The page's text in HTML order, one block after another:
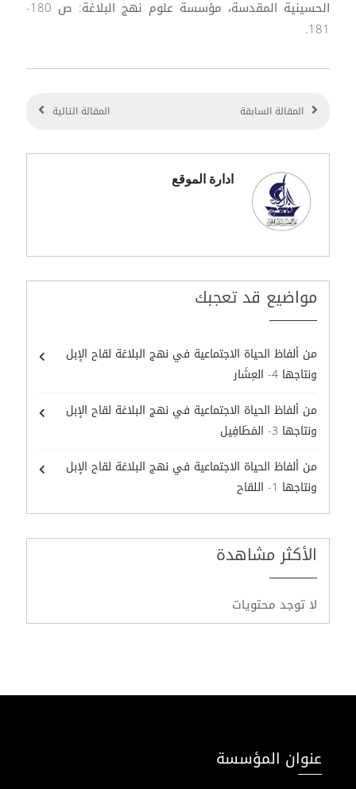
الحسينية المقدسة، مؤسسة علوم نهج البلاغة: ص 180-
181.
المقالة السابقة المقالة التالية
ادارة الموقع
مواضيع قد تعجبك
من ألفاظ الحياة الاجتماعية في نهج البلاغة لقاح الإبل
ونتاجها 4- العِشَار
من ألفاظ الحياة الاجتماعية في نهج البلاغة لقاح الإبل
ونتاجها 3- المَطَافِيل
من ألفاظ الحياة الاجتماعية في نهج البلاغة لقاح الإبل
ونتاجها 1- اللقاح
الأكثر مشاهدة
لا توجد محتويات
عنوان المؤسسة